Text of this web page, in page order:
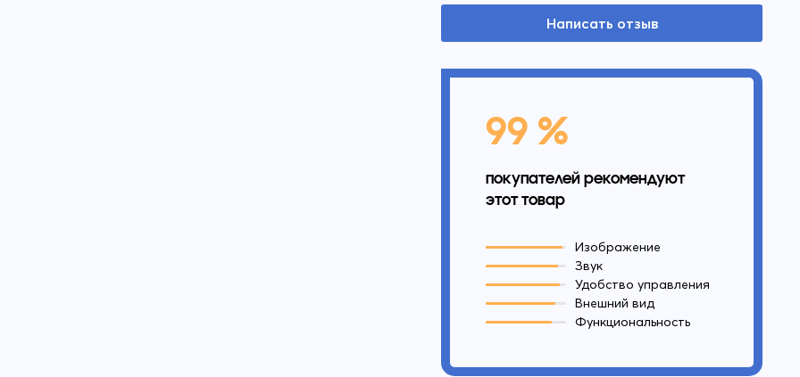
Написать отзыв
99 %
покупателей рекомендуют
этот товар
Изображение
Звук
Удобство управления
Внешний вид
Функциональность